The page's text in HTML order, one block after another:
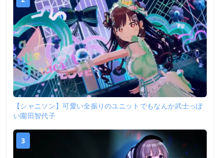
【シャニソン】可愛い全振りのユニットでもなんか武士っぽ
い園田智代子
3